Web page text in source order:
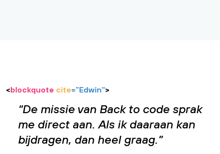
<blockquote cite=”Edwin“>
De missie van Back to code sprak
me direct aan. Als ik daaraan kan
bijdragen, dan heel graag.